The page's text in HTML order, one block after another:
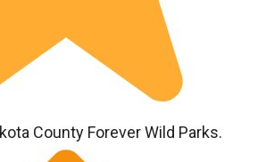
County Forever Wild Parks.